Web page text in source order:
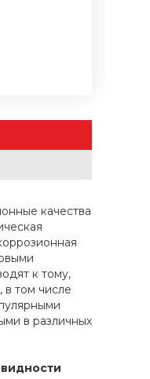
качества
к тому,
в том числе
в различных